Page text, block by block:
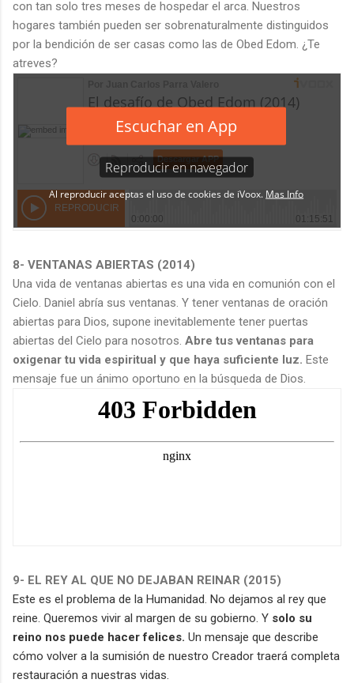
con tan solo tres meses de hospedar el arca. Nuestros
hogares también pueden ser sobrenaturalmente distinguidos
por la bendición de ser casas como las de Obed Edom. ¿Te
atreves?
8- VENTANAS ABIERTAS (2014)
Una vida de ventanas abiertas es una vida en comunión con el
Cielo. Daniel abría sus ventanas. Y tener ventanas de oración
abiertas para Dios, supone inevitablemente tener puertas
abiertas del Cielo para nosotros. Abre tus ventanas para
oxigenar tu vida espiritual y que haya suficiente luz. Este
mensaje fue un ánimo oportuno en la búsqueda de Dios.
9- EL REY AL QUE NO DEJABAN REINAR (2015)
Este es el problema de la Humanidad. No dejamos al rey que
reine. Queremos vivir al margen de su gobierno. Y solo su
reino nos puede hacer felices. Un mensaje que describe
cómo volver a la sumisión de nuestro Creador traerá completa
restauración a nuestras vidas.